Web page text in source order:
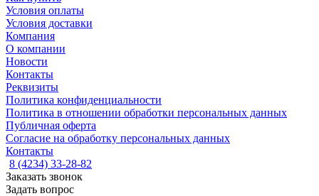
Условия оплаты
Условия доставки
Компания
О компании
Новости
Контакты
Реквизиты
Политика конфиденциальности
Политика в отношении обработки персональных данных
Публичная оферта
Согласие на обработку персональных данных
Контакты
8 (4234) 33-28-82
Заказать звонок
Задать вопрос